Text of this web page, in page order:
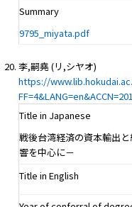
Summary
9795_miyata.pdf
李,嗣堯 (リ,シヤオ)
https://
Title in Japanese
戦後台湾経済の資本輸出
響を中心に－
Title in English